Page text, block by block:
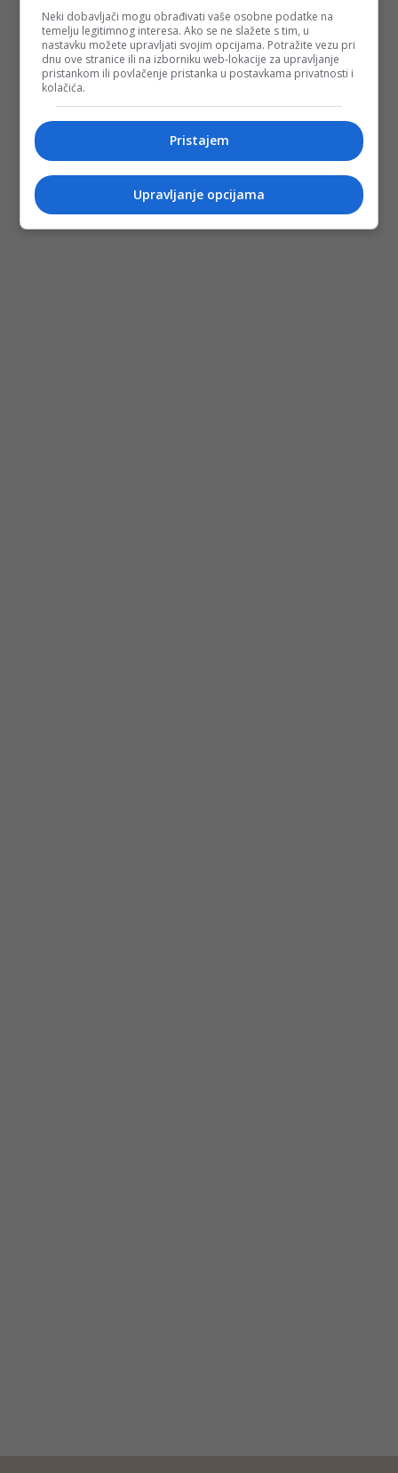
Neki dobavljači mogu obrađivati vaše osobne podatke na
temelju legitimnog interesa. Ako se ne slažete s tim, u
nastavku možete upravljati svojim opcijama. Potražite vezu pri
dnu ove stranice ili na izborniku web-lokacije za upravljanje
pristankom ili povlačenje pristanka u postavkama privatnosti i
kolačića.
Pristajem
Upravljanje opcijama